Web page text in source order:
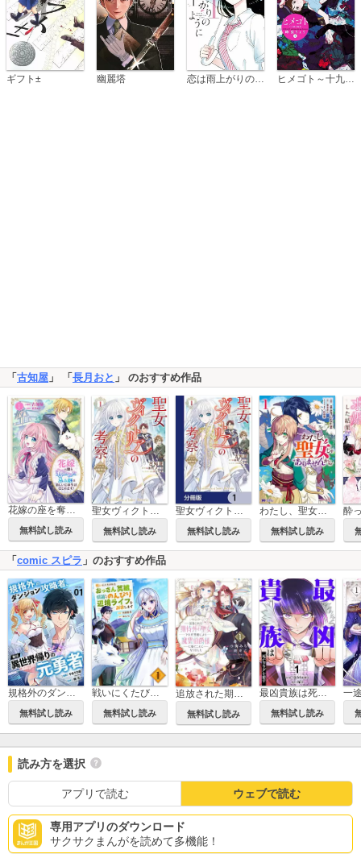
ギフト± 幽麗塔 恋は雨上がりのように ヒメゴト～十九歳の制服～
「 古知屋 」 「 長月おと 」 のおすすめ作品
無料試し読み 無料試し読み 無料試し読み
わたし、聖女じゃありませんから(コミック)
無料試し読み
「 comic スピラ 」のおすすめ作品
規格外のダンジョン攻略者、実は異世界帰りの元勇者【電子単行本版】
無料試し読み
戦いにくたびれたおっさん英雄、引退してのんびり辺境ライフを謳歌します【電子単行本版】
無料試し読み 無料試し読み
最凶貴族は死亡フラグを覆す【電子単行本版】
無料試し読み
読み方を選択
アプリで読む ウェブで読む
専用アプリのダウンロード
サクサクまんがを読めて多機能！